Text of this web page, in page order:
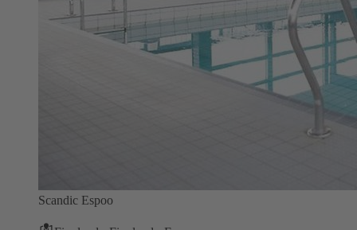
Scandic Espoo